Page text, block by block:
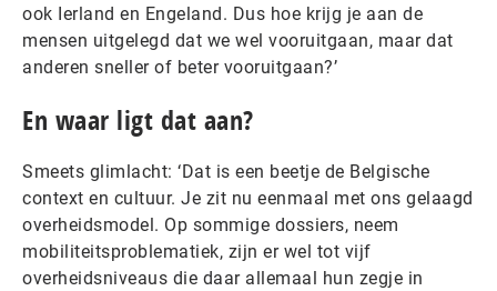
ook Ierland en Engeland. Dus hoe krijg je aan de
mensen uitgelegd dat we wel vooruitgaan, maar dat
anderen sneller of beter vooruitgaan?’
En waar ligt dat aan?
Smeets glimlacht: ‘Dat is een beetje de Belgische
context en cultuur. Je zit nu eenmaal met ons gelaagd
overheidsmodel. Op sommige dossiers, neem
mobiliteitsproblematiek, zijn er wel tot vijf
overheidsniveaus die daar allemaal hun zegje in